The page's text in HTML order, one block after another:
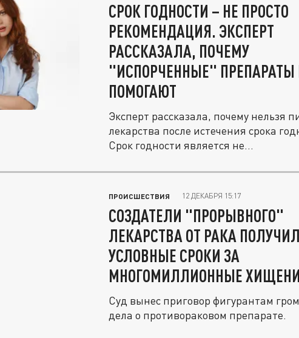
СРОК ГОДНОСТИ – НЕ ПРОСТО
РЕКОМЕНДАЦИЯ. ЭКСПЕРТ
РАССКАЗАЛА, ПОЧЕМУ
"ИСПОРЧЕННЫЕ" ПРЕПАРАТЫ
ПОМОГАЮТ
Эксперт рассказала, почему нельзя
лекарства после истечения срока
Срок годности является не...
ПРОИСШЕСТВИЯ 12 ДЕКАБРЯ 15:17
СОЗДАТЕЛИ "ПРОРЫВНОГО"
ЛЕКАРСТВА ОТ РАКА
УСЛОВНЫЕ СРОКИ ЗА
МНОГОМИЛЛИОННЫЕ
Суд вынес приговор фигурантам
дела о противораковом препарате.